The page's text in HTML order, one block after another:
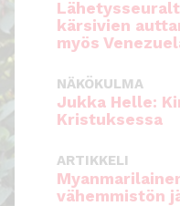
kärsivien
myös
NÄKÖKULMA
Jukka Helle:
Kristuksessa
ARTIKKELI
vähemmistön